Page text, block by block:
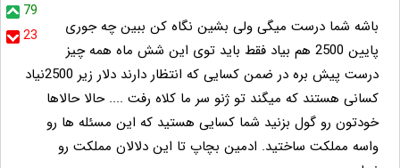
79
23
باشه شما درست میگی ولی بشین نگاه کن ببین چه جوری
پایین 2500 هم بیاد فقط باید توی این شش ماه همه چیز
درست پیش بره در ضمن کسایی که انتظار دارند دلار زیر 2500نیاد
کسانی هستند که میگند تو ژنو سر ما کلاه رفت .... حالا حالاها
خودتون رو گول بزنید شما کسایی هستید که این مسئله ها رو
واسه مملکت ساختید. ادمین بچاپ تا این دلالان مملکت رو